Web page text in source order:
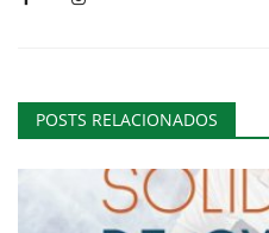
POSTS RELACIONADOS